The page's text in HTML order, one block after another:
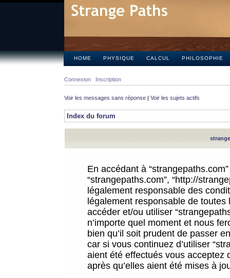
HOME PHYSIQUE CALCUL PHILOSOPHIE
Connexion Inscription
Voir les messages sans réponse | Voir les sujets actifs
Index du forum
En accédant à
“strangepaths.com”, “http://
légalement responsable des
légalement responsable de
accéder et/ou utiliser
n’importe quel moment et nous
bien qu’il soit prudent de passer
car si vous continuez d’utiliser
aient été effectués vous acceptez
après qu’elles aient été mises à